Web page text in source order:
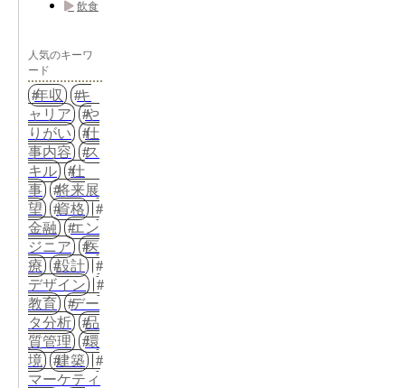
飲食
人気のキーワ
ード
年収
キ
ャリア
や
りがい
仕
事内容
ス
キル
仕
事
将来展
望
資格
金融
エン
ジニア
医
療
設計
デザイン
教育
デー
タ分析
品
質管理
環
境
建築
マーケティ